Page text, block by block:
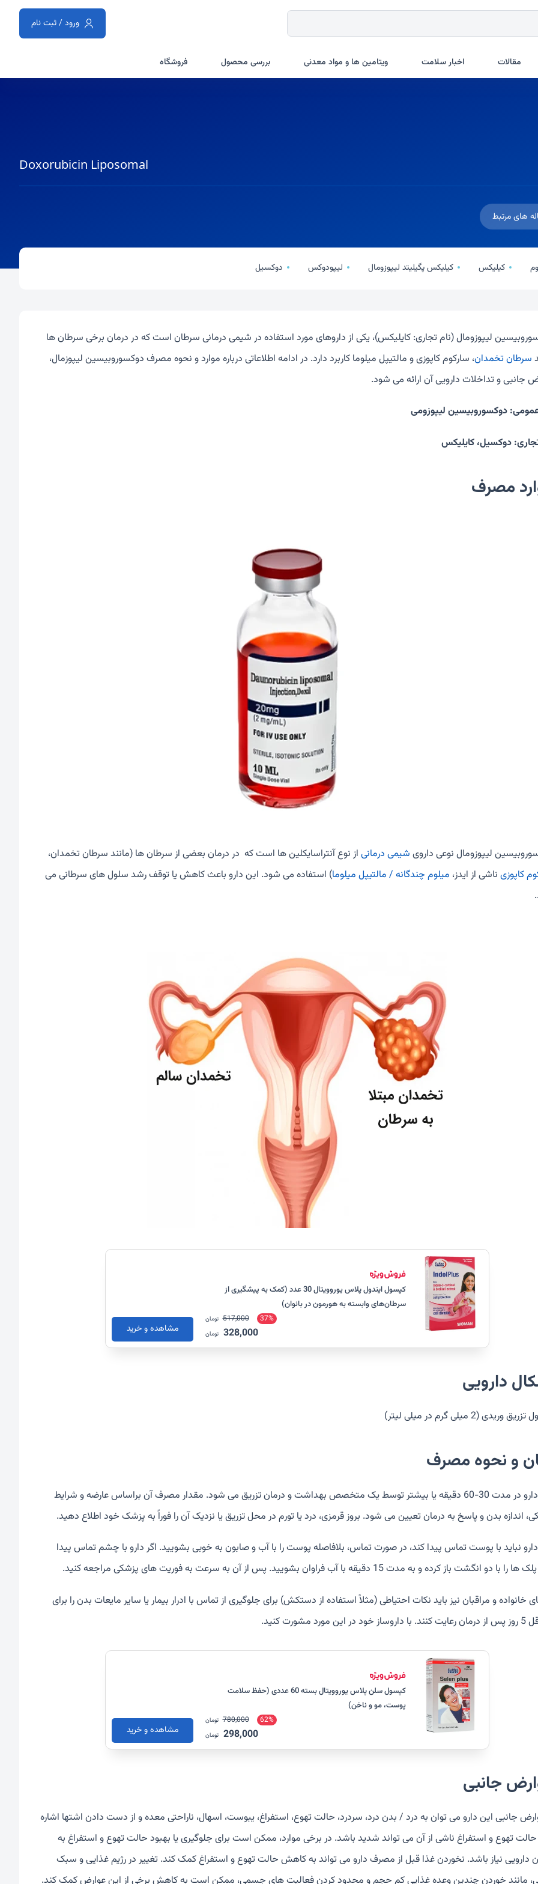
ورود / ثبت نام
مقالات اخبار سلامت ویتامین ها و مواد معدنی بررسی محصول فروشگاه
Doxorubicin Liposomal
های مرتبط
کیلیکس کیلیکس پگیلیتد لیپوزومال لیپودوکس دوکسیل
لیپوزومال (نام تجاری: کایلیکس)، یکی از داروهای مورد استفاده در شیمی درمانی سرطان است که در درمان برخی سرطان ها
سرطان تخمدان، سارکوم کاپوزی و مالتیپل میلوما کاربرد دارد. در ادامه اطلاعاتی درباره موارد و نحوه مصرف دوکسوروبیسین لیپوزمال،
جانبی و تداخلات دارویی آن ارائه می شود.
دوکسوروبیسین لیپوزومی
دوکسیل، کایلیکس
مصرف
لیپوزومال نوعی داروی شیمی درمانی از نوع آنتراسایکلین ها است که در درمان بعضی از سرطان ها (مانند سرطان تخمدان،
کاپوزی ناشی از ایدز، میلوم چندگانه / مالتیپل میلوما) استفاده می شود. این دارو باعث کاهش یا توقف رشد سلول های سرطانی می
کپسول ایندول پلاس یوروویتال 30 عدد (کمک به پیشگیری از
سرطان‌های وابسته به هورمون در بانوان)
37%
517,000 تومان
328,000 تومان مشاهده و خرید
دارویی
وریدی (2 میلی گرم در میلی لیتر)
و نحوه مصرف
این دارو در مدت 30-60 دقیقه یا بیشتر توسط یک متخصص بهداشت و درمان تزریق می شود. مقدار مصرف آن براساس عارضه و شرایط
اندازه بدن و پاسخ به درمان تعیین می شود. بروز قرمزی، درد یا تورم در محل تزریق یا نزدیک آن را فوراً به پزشک خود اطلاع دهید.
نباید با پوست تماس پیدا کند، در صورت تماس، بلافاصله پوست را با آب و صابون به خوبی بشویید. اگر دارو با چشم تماس پیدا
با دو انگشت باز کرده و به مدت 15 دقیقه با آب فراوان بشویید. پس از آن به سرعت به فوریت های پزشکی مراجعه کنید.
خانواده و مراقبان نیز باید نکات احتیاطی (مثلاً استفاده از دستکش) برای جلوگیری از تماس با ادرار بیمار یا سایر مایعات بدن را برای
این مورد مشورت کنید.
کپسول سلن پلاس یوروویتال بسته 60 عددی (حفظ سلامت
پوست، مو و ناخن)
62%
780,000 تومان
298,000 تومان مشاهده و خرید
جانبی
جانبی این دارو می توان به درد / بدن درد، سردرد، حالت تهوع، استفراغ، یبوست، اسهال، ناراحتی معده و از دست دادن اشتها اشاره
تهوع و استفراغ ناشی از آن می تواند شدید باشد. در برخی موارد، ممکن است برای جلوگیری یا بهبود حالت تهوع و استفراغ به
دارویی نیاز باشد. نخوردن غذا قبل از مصرف دارو می تواند به کاهش حالت تهوع و استفراغ کمک کند. تغییر در رژیم غذایی و سبک
مانند خوردن چندین وعده غذایی کم حجم و محدود کردن فعالیت های جسمی، ممکن است به کاهش برخی از این عوارض کمک کند.